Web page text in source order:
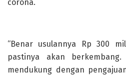
corona.
“Benar usulannya Rp 300
pastinya akan
mendukung dengan